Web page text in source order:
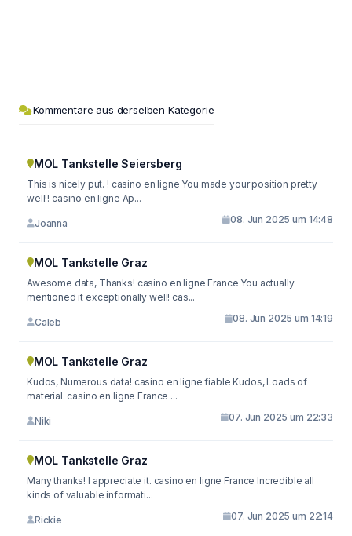
Kommentare aus derselben Kategorie
MOL Tankstelle Seiersberg
This is nicely put. ! casino en ligne You made your position pretty
well!! casino en ligne Ap...
Joanna 08. Jun 2025 um 14:48
MOL Tankstelle Graz
Awesome data, Thanks! casino en ligne France You actually
mentioned it exceptionally well! cas...
Caleb 08. Jun 2025 um 14:19
MOL Tankstelle Graz
Kudos, Numerous data! casino en ligne fiable Kudos, Loads of
material. casino en ligne France ...
Niki 07. Jun 2025 um 22:33
MOL Tankstelle Graz
Many thanks! I appreciate it. casino en ligne France Incredible all
kinds of valuable informati...
Rickie 07. Jun 2025 um 22:14